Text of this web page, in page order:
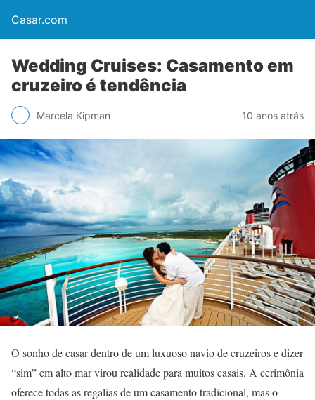
Casar.com
Wedding Cruises: Casamento em
cruzeiro é tendência
Marcela Kipman 10 anos atrás
O sonho de casar dentro de um luxuoso navio de cruzeiros e dizer
“sim” em alto mar virou realidade para muitos casais. A cerimônia
oferece todas as regalias de um casamento tradicional, mas o